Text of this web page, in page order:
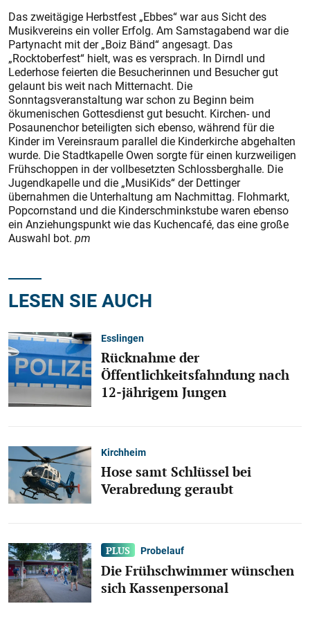
Das zweitägige Herbstfest „Ebbes“ war aus Sicht des
Musikvereins ein voller Erfolg. Am Samstagabend war die
Partynacht mit der „Boiz Bänd“ angesagt. Das
„Rocktoberfest“ hielt, was es versprach. In Dirndl und
Lederhose feierten die Besucherinnen und Besucher gut
gelaunt bis weit nach Mitternacht. Die
Sonntagsveranstaltung war schon zu Beginn beim
ökumenischen Gottesdienst gut besucht. Kirchen- und
Posaunenchor beteiligten sich ebenso, während für die
Kinder im Vereinsraum parallel die Kinderkirche abgehalten
wurde. Die Stadtkapelle Owen sorgte für einen kurzweiligen
Frühschoppen in der vollbesetzten Schlossberghalle. Die
Jugendkapelle und die „MusiKids“ der Dettinger
übernahmen die Unterhaltung am Nachmittag. Flohmarkt,
Popcornstand und die Kinderschminkstube waren ebenso
ein Anziehungspunkt wie das Kuchencafé, das eine große
Auswahl bot. pm
LESEN SIE AUCH
Esslingen
Rücknahme der
Öffentlichkeitsfahndung nach
12-jährigem Jungen
Kirchheim
Hose samt Schlüssel bei
Verabredung geraubt
Probelauf
Die Frühschwimmer wünschen
sich Kassenpersonal